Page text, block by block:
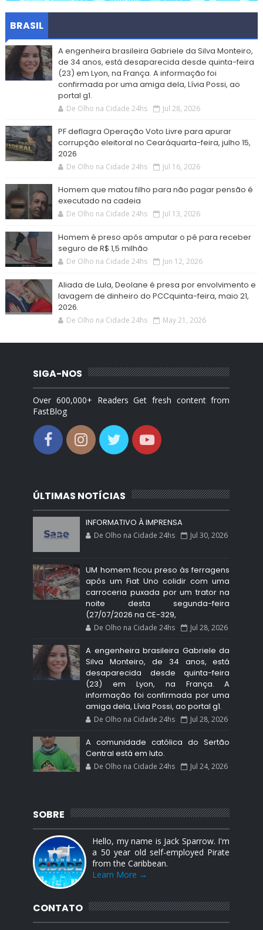
BRASIL
A engenheira brasileira Gabriele da Silva Monteiro,
de 34 anos, está desaparecida desde quinta-feira
(23) em Lyon, na França. A informação foi
confirmada por uma amiga dela, Lívia Possi, ao
portal g1.
De Olho na Cidade 24hs Jul 28, 2026
PF deflagra Operação Voto Livre para apurar
corrupção eleitoral no Cearáquarta-feira, julho 15,
2026
De Olho na Cidade 24hs Jul 16, 2026
Homem que matou filho para não pagar pensão é
executado na cadeia
De Olho na Cidade 24hs Jul 13, 2026
Homem é preso após amputar o pé para receber
seguro de R$ 1,5 milhão
De Olho na Cidade 24hs Jun 12, 2026
Aliada de Lula, Deolane é presa por envolvimento e
lavagem de dinheiro do PCCquinta-feira, maio 21,
2026.
De Olho na Cidade 24hs May 21, 2026
SIGA-NOS
Over 600,000+ Readers Get fresh content from
FastBlog
ÚLTIMAS NOTÍCIAS
INFORMATIVO À IMPRENSA
De Olho na Cidade 24hs Jul 30, 2026
UM homem ficou preso às ferragens
após um Fiat Uno colidir com uma
carroceria puxada por um trator na
noite desta segunda-feira
(27/07/2026 na CE-329,
De Olho na Cidade 24hs Jul 28, 2026
A engenheira brasileira Gabriele da
Silva Monteiro, de 34 anos, está
desaparecida desde quinta-feira
(23) em Lyon, na França. A
informação foi confirmada por uma
amiga dela, Lívia Possi, ao portal g1.
De Olho na Cidade 24hs Jul 28, 2026
A comunidade católica do Sertão
Central está em luto.
De Olho na Cidade 24hs Jul 24, 2026
SOBRE
Hello, my name is Jack Sparrow. I'm
a 50 year old self-employed Pirate
from the Caribbean.
Learn More →
CONTATO